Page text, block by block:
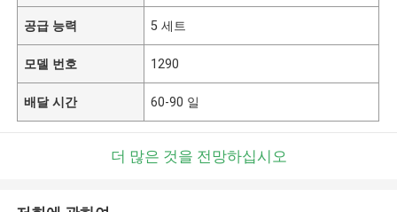
공급 능력 5 세트
모델 번호 1290
배달 시간 60-90 일
더 많은 것을 전망하십시오